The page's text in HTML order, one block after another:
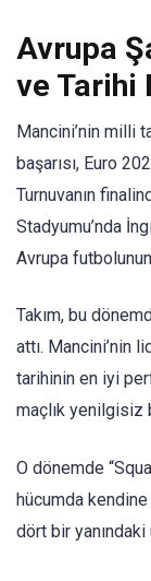
Avrupa
ve Tarihi
Mancini’nin milli
başarısı, Euro
Turnuvanın
Stadyumu’nda
Avrupa
Takım, bu
attı. Mancini’nin
tarihinin en iyi
maçlık yenilgisiz
O dönemde
hücumda
dört bir yanındaki